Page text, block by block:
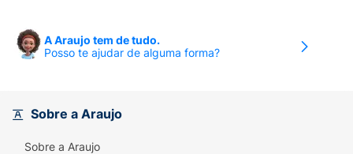
A Araujo tem de tudo.
Posso te ajudar de alguma forma?
Sobre a Araujo
Sobre a Araujo